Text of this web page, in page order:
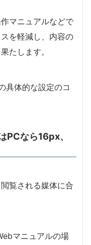
マニュアルなどで
を軽減し、内容の
たします。
具体的な設定のコ
PCなら16px、
覧される媒体に合
マニュアルの場